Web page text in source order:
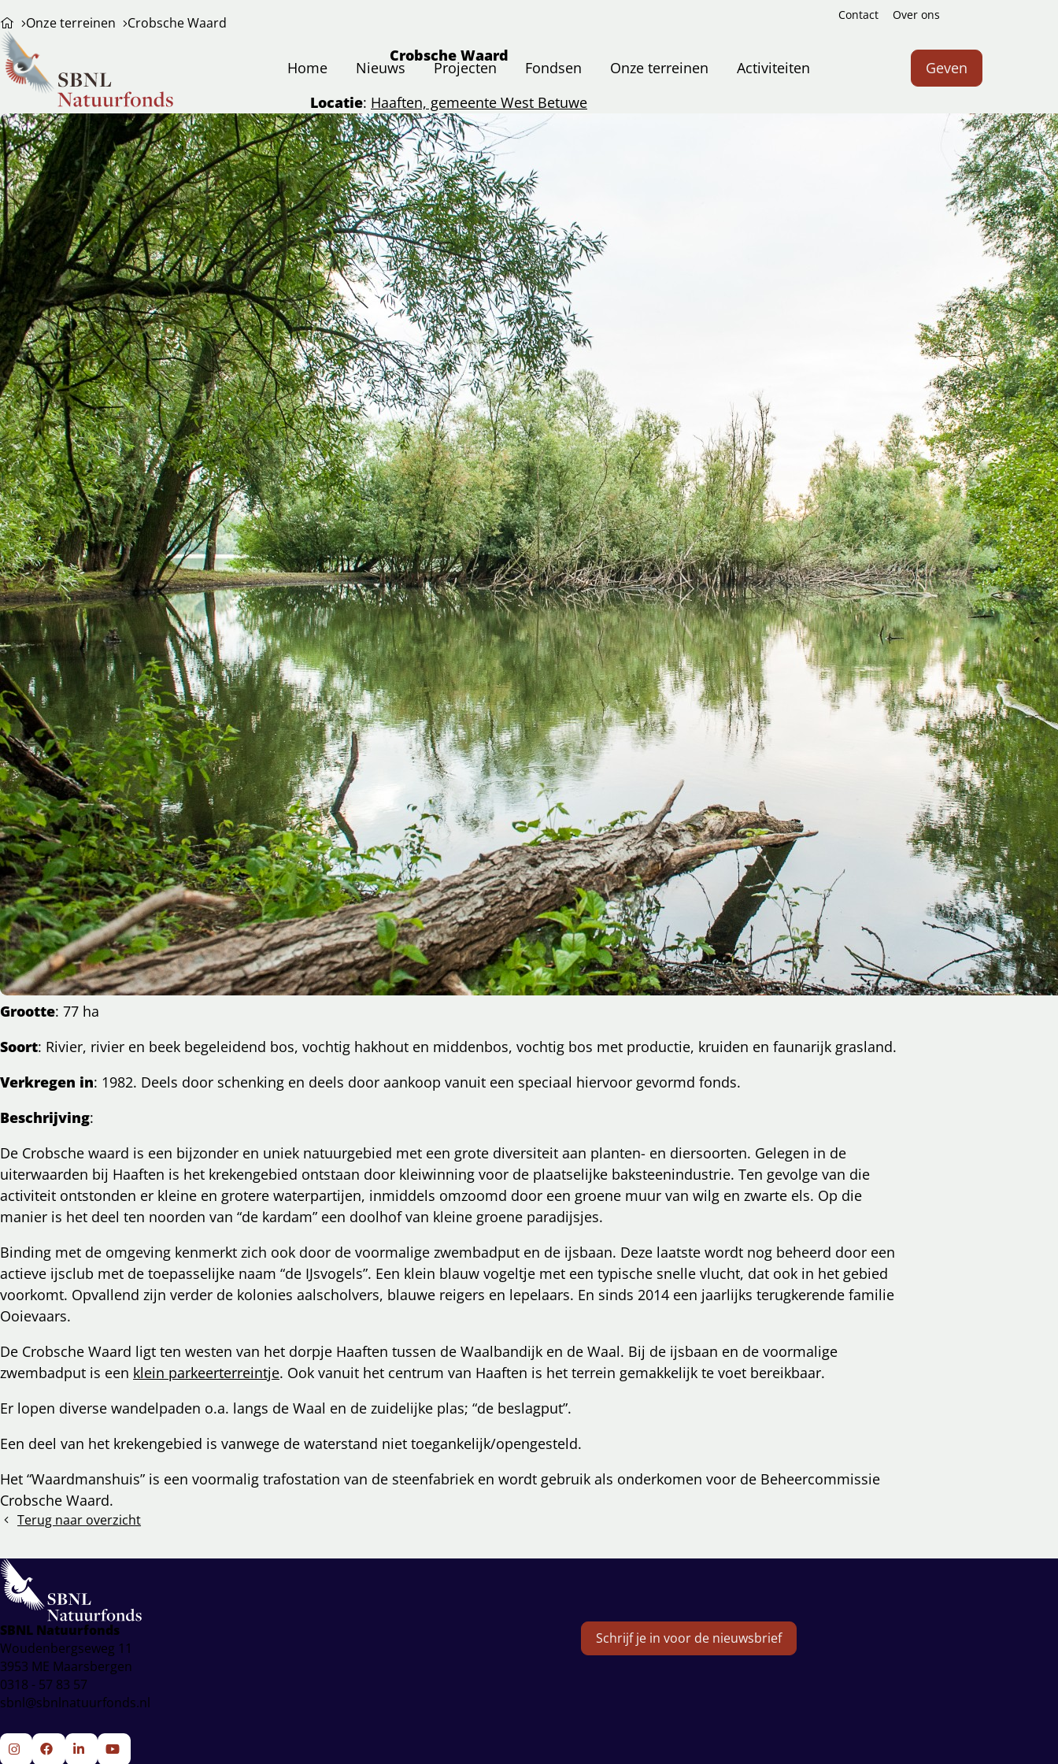
Home Nieuws Projecten Fondsen Onze terreinen Activiteiten Geven
Contact Over ons
Onze terreinen Crobsche Waard
Crobsche Waard
Locatie: Haaften, gemeente West Betuwe
Grootte: 77 ha
Soort: Rivier, rivier en beek begeleidend bos, vochtig hakhout en middenbos, vochtig bos met productie, kruiden en faunarijk grasland.
Verkregen in: 1982. Deels door schenking en deels door aankoop vanuit een speciaal hiervoor gevormd fonds.
Beschrijving:
De Crobsche waard is een bijzonder en uniek natuurgebied met een grote diversiteit aan planten- en diersoorten. Gelegen in de
uiterwaarden bij Haaften is het krekengebied ontstaan door kleiwinning voor de plaatselijke baksteenindustrie. Ten gevolge van die
activiteit ontstonden er kleine en grotere waterpartijen, inmiddels omzoomd door een groene muur van wilg en zwarte els. Op die
manier is het deel ten noorden van “de kardam” een doolhof van kleine groene paradijsjes.
Binding met de omgeving kenmerkt zich ook door de voormalige zwembadput en de ijsbaan. Deze laatste wordt nog beheerd door een
actieve ijsclub met de toepasselijke naam “de IJsvogels”. Een klein blauw vogeltje met een typische snelle vlucht, dat ook in het gebied
voorkomt. Opvallend zijn verder de kolonies aalscholvers, blauwe reigers en lepelaars. En sinds 2014 een jaarlijks terugkerende familie
Ooievaars.
De Crobsche Waard ligt ten westen van het dorpje Haaften tussen de Waalbandijk en de Waal. Bij de ijsbaan en de voormalige
zwembadput is een klein parkeerterreintje. Ook vanuit het centrum van Haaften is het terrein gemakkelijk te voet bereikbaar.
Er lopen diverse wandelpaden o.a. langs de Waal en de zuidelijke plas; “de beslagput”.
Een deel van het krekengebied is vanwege de waterstand niet toegankelijk/opengesteld.
Het “Waardmanshuis” is een voormalig trafostation van de steenfabriek en wordt gebruik als onderkomen voor de Beheercommissie
Crobsche Waard.
Terug naar overzicht
SBNL Natuurfonds
Woudenbergseweg 11
3953 ME Maarsbergen
0318 - 57 83 57
sbnl@sbnlnatuurfonds.nl
Schrijf je in voor de nieuwsbrief